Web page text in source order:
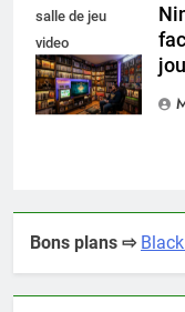
salle de jeu
video
collectionneur
Bons plans ⇨